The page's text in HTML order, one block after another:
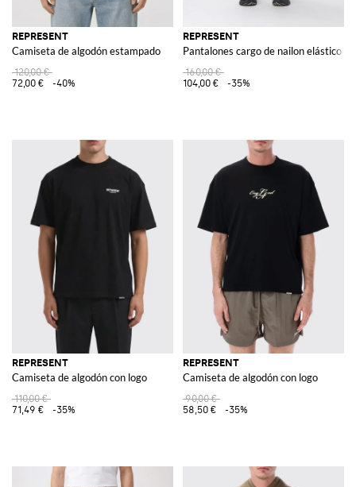
REPRESENT
Camiseta de algodón estampado
120,00 €
72,00 €
-40%
REPRESENT
Pantalones cargo de nailon elástico
160,00 €
104,00 €
-35%
REPRESENT
Camiseta de algodón con logo
110,00 €
71,49 €
-35%
REPRESENT
Camiseta de algodón con logo
90,00 €
58,50 €
-35%